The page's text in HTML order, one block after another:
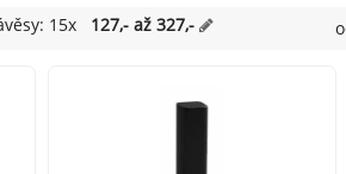
15x 127,- až 327,-